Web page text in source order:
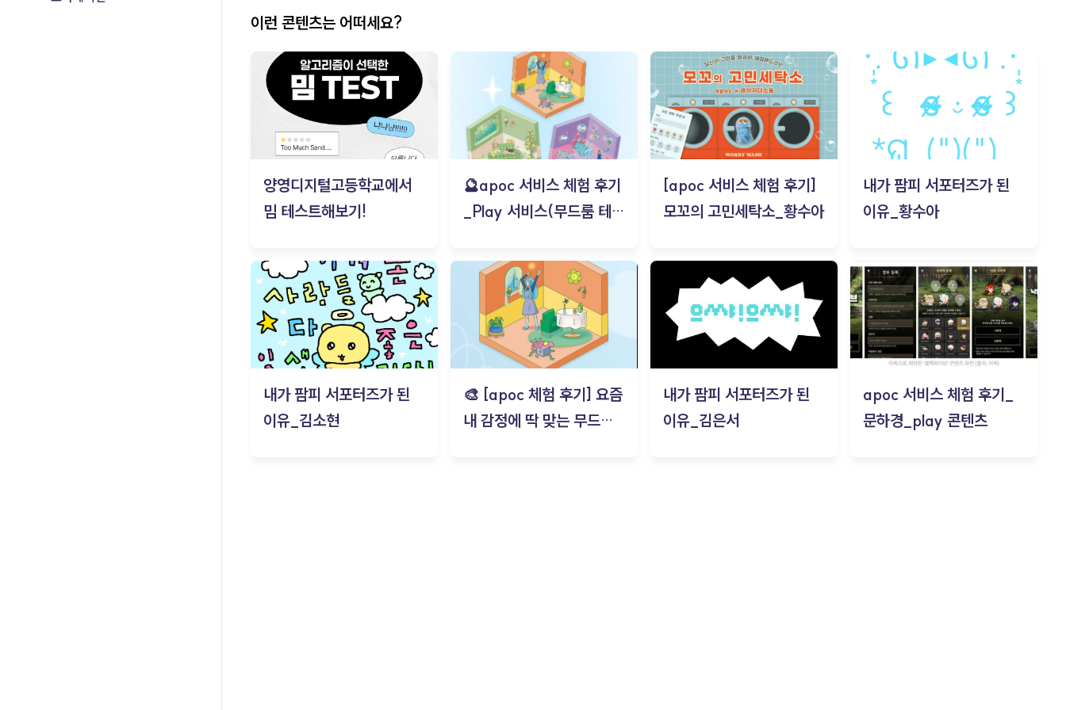
이런 콘텐츠는 어떠세요?
양영디지털고등학교에서
밈 테스트해보기!
🔮apoc 서비스 체험 후기
_Play 서비스(무드룸 테스
[apoc 서비스 체험 후기]
모꼬의 고민세탁소_황수아
내가 팜피 서포터즈가 된
이유_황수아
내가 팜피 서포터즈가 된
이유_김소현
🎨 [apoc 체험 후기] 요즘
내 감정에 딱 맞는 무드룸
내가 팜피 서포터즈가 된
이유_김은서
apoc 서비스 체험 후기_
문하경_play 콘텐츠